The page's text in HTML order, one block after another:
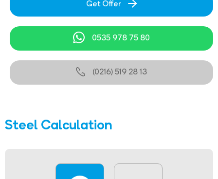
Get Offer
0535 978 75 80
(0216) 519 28 13
Steel Calculation